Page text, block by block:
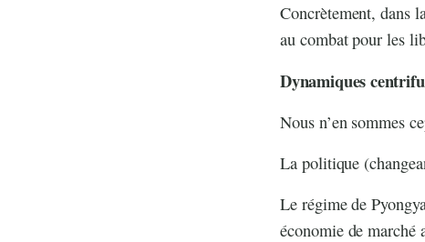
Concrètement, dans
au combat pour les
Dynamiques
Nous n’en sommes
La politique
Le régime de
économie de marché